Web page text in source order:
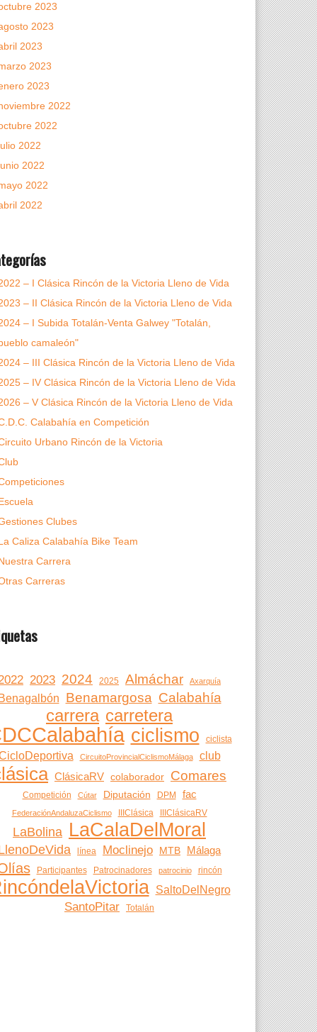
2023
2023
2023
2023
2023
2022
2022
2022
2022
2022
2022
– I Clásica Rincón de la Victoria Lleno de Vida
– II Clásica Rincón de la Victoria Lleno de Vida
– I Subida Totalán-Venta Galwey "Totalán,
camaleón"
– III Clásica Rincón de la Victoria Lleno de Vida
– IV Clásica Rincón de la Victoria Lleno de Vida
– V Clásica Rincón de la Victoria Lleno de Vida
Calabahía en Competición
Urbano Rincón de la Victoria
Clubes
Caliza Calabahía Bike Team
Carrera
Carreras
2023 2024 2025 Almáchar Axarquía
Benamargosa Calabahía
carrera carretera
ciclismo ciclista
CircuitoProvincialCiclismoMálaga club
ClásicaRV colaborador Comares
Competición Cútar Diputación DPM fac
FederaciónAndaluzaCiclismo IIIClásica IIIClásicaRV
LaBolina LaCalaDelMoral
línea Moclinejo MTB Málaga
Participantes Patrocinadores patrocinio rincón
SaltoDelNegro
SantoPitar Totalán